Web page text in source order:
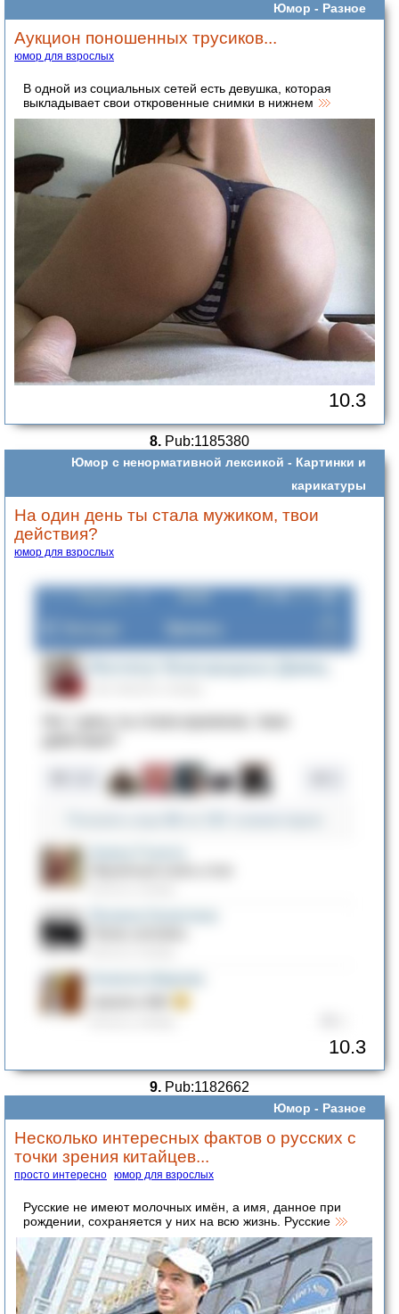
Юмор - Разное
Аукцион поношенных трусиков...
юмор для взрослых
В одной из социальных сетей есть девушка, которая
выкладывает свои откровенные снимки в нижнем
10.3
8. Pub:1185380
Юмор с ненормативной лексикой - Картинки и
карикатуры
На один день ты стала мужиком, твои
действия?
юмор для взрослых
10.3
9. Pub:1182662
Юмор - Разное
Несколько интересных фактов о русских с
точки зрения китайцев...
просто интересно юмор для взрослых
Русские не имеют молочных имён, а имя, данное при
рождении, сохраняется у них на всю жизнь. Русские